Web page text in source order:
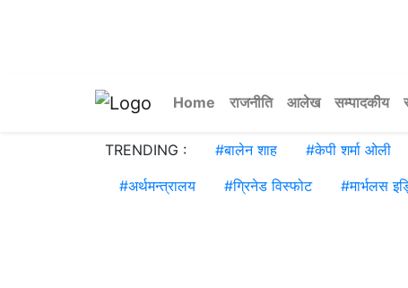
Home राजनीति आलेख सम्पादकीय
TRENDING : #बालेन शाह #केपी शर्मा ओली
#अर्थमन्त्रालय #ग्रिनेड विस्फोट #मार्भलस